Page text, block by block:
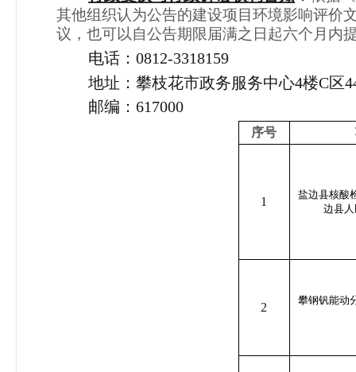
其他组织认为公告的建设项目环境影响评价
议，也可以自公告期限届满之日起六个月内
电话：0812-3318159
地址：攀枝花市政务服务中心4楼C区
邮编：617000
序号
1
盐边县核酸
边县
2
攀钢钒能动